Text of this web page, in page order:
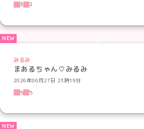
3
2
みるみ
まあるちゃん♡みるみ
2026年06月27日 23時19分
5
5